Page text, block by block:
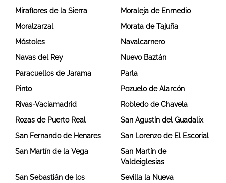
Miraflores de la Sierra
Moraleja de Enmedio
Moralzarzal
Morata de Tajuña
Móstoles
Navalcarnero
Navas del Rey
Nuevo Baztán
Paracuellos de Jarama
Parla
Pinto
Pozuelo de Alarcón
Rivas-Vaciamadrid
Robledo de Chavela
Rozas de Puerto Real
San Agustín del Guadalix
San Fernando de Henares
San Lorenzo de El Escorial
San Martín de la Vega
San Martín de
Valdeiglesias
San Sebastián de los
Sevilla la Nueva